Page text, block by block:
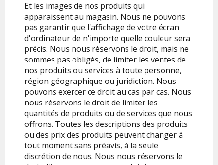
Et les images de nos produits qui
apparaissent au magasin. Nous ne pouvons
pas garantir que l'affichage de votre écran
d'ordinateur de n'importe quelle couleur sera
précis. Nous nous réservons le droit, mais ne
sommes pas obligés, de limiter les ventes de
nos produits ou services à toute personne,
région géographique ou juridiction. Nous
pouvons exercer ce droit au cas par cas. Nous
nous réservons le droit de limiter les
quantités de produits ou de services que nous
offrons. Toutes les descriptions des produits
ou des prix des produits peuvent changer à
tout moment sans préavis, à la seule
discrétion de nous. Nous nous réservons le